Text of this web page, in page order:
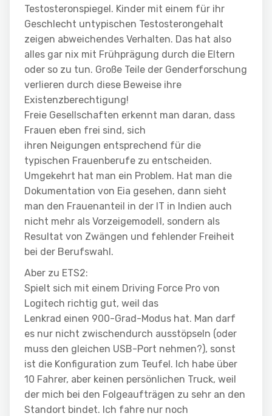
Testosteronspiegel. Kinder mit einem für ihr
Geschlecht untypischen Testosterongehalt
zeigen abweichendes Verhalten. Das hat also
alles gar nix mit Frühprägung durch die Eltern
oder so zu tun. Große Teile der Genderforschung
verlieren durch diese Beweise ihre
Existenzberechtigung!
Freie Gesellschaften erkennt man daran, dass
Frauen eben frei sind, sich
ihren Neigungen entsprechend für die
typischen Frauenberufe zu entscheiden.
Umgekehrt hat man ein Problem. Hat man die
Dokumentation von Eia gesehen, dann sieht
man den Frauenanteil in der IT in Indien auch
nicht mehr als Vorzeigemodell, sondern als
Resultat von Zwängen und fehlender Freiheit
bei der Berufswahl.
Aber zu ETS2:
Spielt sich mit einem Driving Force Pro von
Logitech richtig gut, weil das
Lenkrad einen 900-Grad-Modus hat. Man darf
es nur nicht zwischendurch ausstöpseln (oder
muss den gleichen USB-Port nehmen?), sonst
ist die Konfiguration zum Teufel. Ich habe über
10 Fahrer, aber keinen persönlichen Truck, weil
der mich bei den Folgeaufträgen zu sehr an den
Standort bindet. Ich fahre nur noch